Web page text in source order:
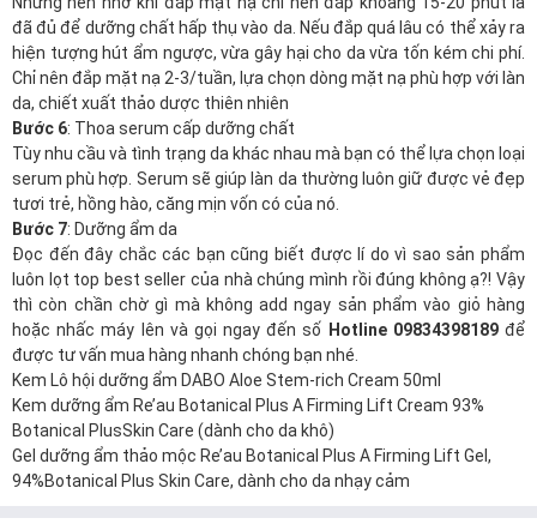
đã đủ để dưỡng chất hấp thụ vào da. Nếu đắp quá lâu có thể xảy ra
hiện tượng hút ẩm ngược, vừa gây hại cho da vừa tốn kém chi phí.
Chỉ nên đắp mặt nạ 2-3/tuần, lựa chọn dòng mặt nạ phù hợp với làn
da, chiết xuất thảo dược thiên nhiên
Bước 6: Thoa serum cấp dưỡng chất
Tùy nhu cầu và tình trạng da khác nhau mà bạn có thể lựa chọn loại
serum phù hợp. Serum sẽ giúp làn da thường luôn giữ được vẻ đẹp
tươi trẻ, hồng hào, căng mịn vốn có của nó.
Bước 7: Dưỡng ẩm da
Đọc đến đây chắc các bạn cũng biết được lí do vì sao sản phẩm
luôn lọt top best seller của nhà chúng mình rồi đúng không ạ?! Vậy
thì còn chần chờ gì mà không add ngay sản phẩm vào giỏ hàng
hoặc nhấc máy lên và gọi ngay đến số
Hotline 09834398189để
được tư vấn mua hàng nhanh chóng bạn nhé.
Kem Lô hội dưỡng ẩm DABO Aloe Stem-rich Cream 50ml
Kem dưỡng ẩm Re’au Botanical Plus A Firming Lift Cream 93%
Botanical PlusSkin Care (dành cho da khô)
Gel dưỡng ẩm thảo mộc Re’au Botanical Plus A Firming Lift Gel,
94%Botanical Plus Skin Care, dành cho da nhạy cảm